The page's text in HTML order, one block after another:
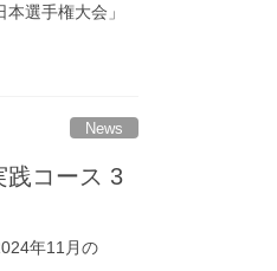
選手権大会」
News
践コース 3
年11月の